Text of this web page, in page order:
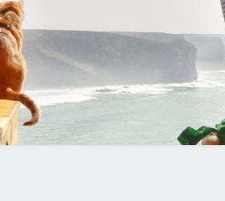
Viviendo
En Un
Camión
Camper
Por